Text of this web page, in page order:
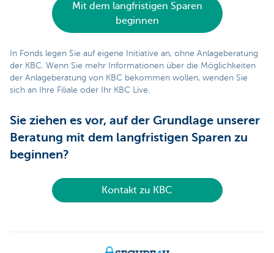
Mit dem langfristigen Sparen
beginnen
In Fonds legen Sie auf eigene Initiative an, ohne Anlageberatung
der KBC. Wenn Sie mehr Informationen über die Möglichkeiten
der Anlageberatung von KBC bekommen wollen, wenden Sie
sich an Ihre Filiale oder Ihr KBC Live.
Sie ziehen es vor, auf der Grundlage unserer
Beratung mit dem langfristigen Sparen zu
beginnen?
Kontakt zu KBC